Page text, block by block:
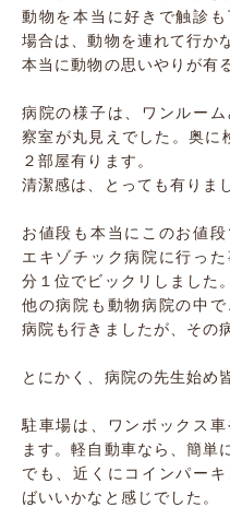
動物を本当に好きで触診
場合は、動物を連れて行か
本当に動物の思いやりが有
病院の様子は、ワンルー
察室が丸見えでした。奥に
２部屋有ります。
清潔感は、とっても有りま
お値段も本当にこのお値
エキゾチック病院に行っ
分１位でビックリしました。
他の病院も動物病院の中
病院も行きましたが、その
とにかく、病院の先生始め
駐車場は、ワンボックス
ます。軽自動車なら、簡単
でも、近くにコインパー
ばいいかなと感じでした。